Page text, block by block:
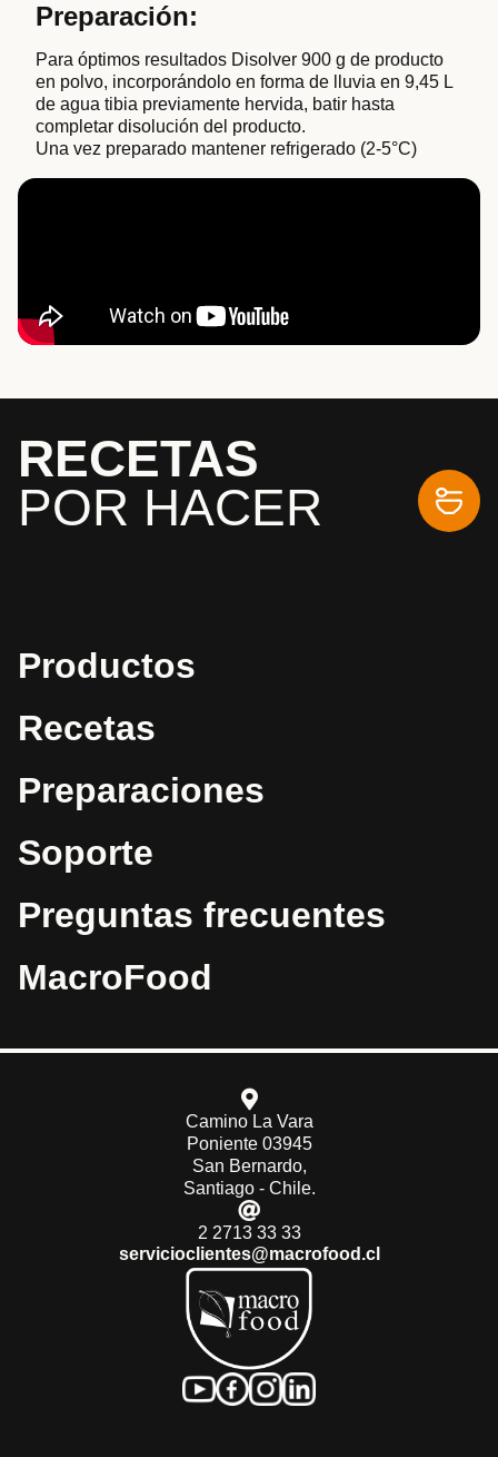
Preparación:
Para óptimos resultados Disolver 900 g de producto
en polvo, incorporándolo en forma de lluvia en 9,45 L
de agua tibia previamente hervida, batir hasta
completar disolución del producto.
Una vez preparado mantener refrigerado (2-5°C)
RECETAS
POR HACER
Productos
Recetas
Preparaciones
Soporte
Preguntas frecuentes
MacroFood
Camino La Vara
Poniente 03945
San Bernardo,
Santiago - Chile.
2 2713 33 33
servicioclientes@macrofood.cl